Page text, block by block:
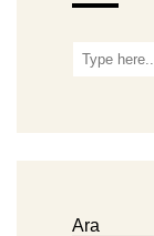
Ara